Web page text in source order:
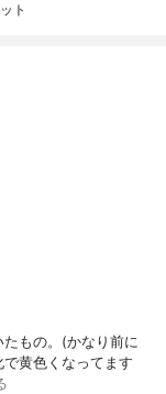
ト
もの。(かなり前に
黄色くなってます